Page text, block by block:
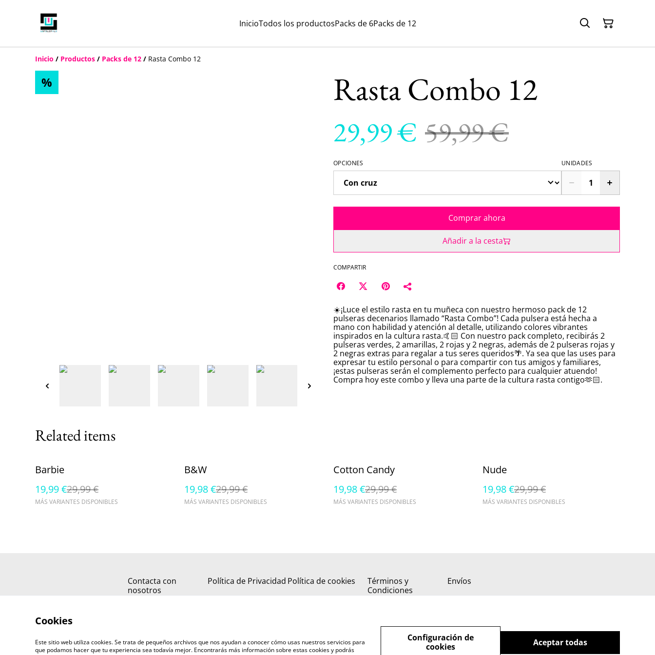
InicioTodos los productosPacks de 6Packs de 12
Inicio / Productos / Packs de 12 / Rasta Combo 12
% Rasta Combo 12
29,99 € 59,99 €
OPCIONES UNIDADES
Comprar ahora
Añadir a la cesta
COMPARTIR
☀️¡Luce el estilo rasta en tu muñeca con nuestro hermoso pack de 12
pulseras decenarios llamado “Rasta Combo”! Cada pulsera está hecha a
mano con habilidad y atención al detalle, utilizando colores vibrantes
inspirados en la cultura rasta.🤙🏻 Con nuestro pack completo, recibirás 2
pulseras verdes, 2 amarillas, 2 rojas y 2 negras, además de 2 pulseras rojas y
2 negras extras para regalar a tus seres queridos🌴. Ya sea que las uses para
expresar tu estilo personal o para compartir con tus amigos y familiares,
¡estas pulseras serán el complemento perfecto para cualquier atuendo!
Compra hoy este combo y lleva una parte de la cultura rasta contigo🫶🏻.
Related items
%
Barbie
19,99 €29,99 €
MÁS VARIANTES DISPONIBLES
%
B&W
19,98 €29,99 €
MÁS VARIANTES DISPONIBLES
%
Cotton Candy
19,98 €29,99 €
MÁS VARIANTES DISPONIBLES
%
Nude
19,98 €29,99 €
MÁS VARIANTES DISPONIBLES
Contacta con
nosotros
Política de Privacidad Política de cookies
Términos y
Condiciones
Envíos
Cookies
Este sitio web utiliza cookies. Se trata de pequeños archivos que nos ayudan a conocer cómo usas nuestros servicios para
que podamos hacer que tu experiencia sea todavía mejor. Encontrarás más información sobre estas cookies y podrás
Aceptar todas
Configuración de
cookies